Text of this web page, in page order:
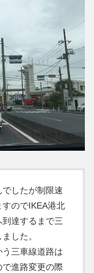
したが制限速
のでIKEA港北
達するまで三
した。
三車線道路は
進路変更の際